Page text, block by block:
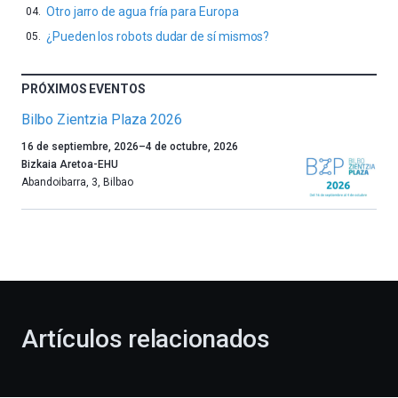
Otro jarro de agua fría para Europa
¿Pueden los robots dudar de sí mismos?
PRÓXIMOS EVENTOS
Bilbo Zientzia Plaza 2026
Un
año
más,
celebración
novena
16 de septiembre, 2026–4 de octubre, 2026
Bizkaia Aretoa-EHU
Abandoibarra, 3, Bilbao
Artículos relacionados